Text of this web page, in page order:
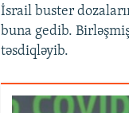
İsrail buster
buna gedib.
təsdiqləyib.